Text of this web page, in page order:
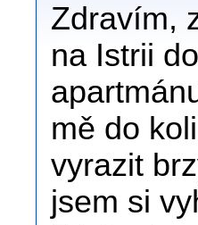
Zdravím,
na Istrii
mě do
vyrazit
jsem si